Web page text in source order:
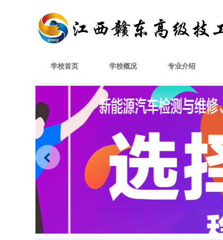
学校首页 学校概况 专业介绍